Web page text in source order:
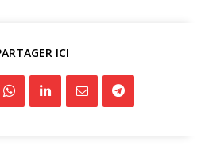
ICI